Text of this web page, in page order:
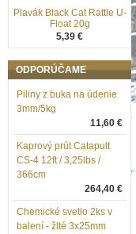
Plavák Black Cat Rattle U-
Float 20g
5,39 €
ODPORÚČAME
Piliny z buka na údenie
3mm/5kg
11,60 €
Kaprový prút Catapult
CS-4 12ft / 3,25lbs /
366cm
264,40 €
Chemické svetlo 2ks v
balení - žlté 3x25mm